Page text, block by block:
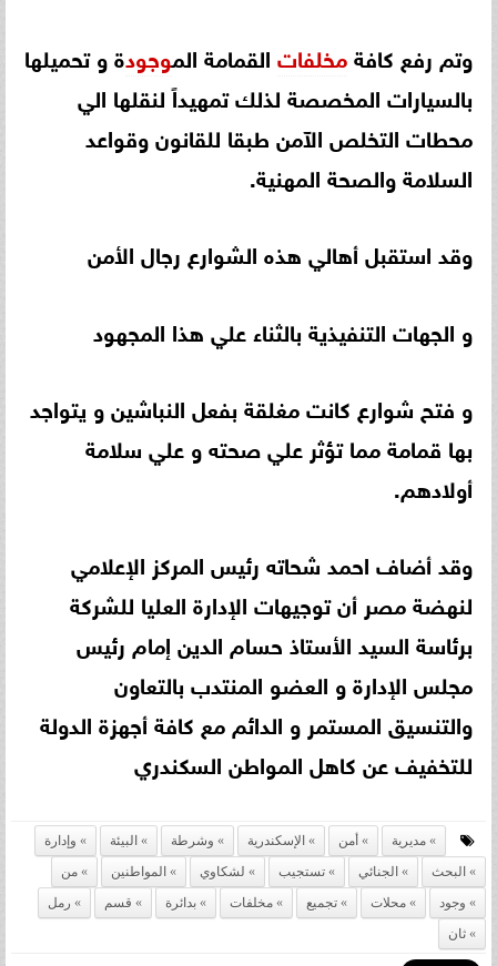
وتم رفع كافةمخلفات القمامة الموجودة و تحميلها
بالسيارات المخصصة لذلك تمهيداً لنقلها الي
محطات التخلص الآمن طبقا للقانون وقواعد
السلامة والصحة المهنية.
وقد استقبل أهالي هذه الشوارع رجال الأمن
و الجهات التنفيذية بالثناء علي هذا المجهود
و فتح شوارع كانت مغلقة بفعل النباشين و يتواجد
بها قمامة مما تؤثر علي صحته و علي سلامة
أولادهم.
وقد أضاف احمد شحاته رئيس المركز الإعلامي
لنهضة مصر أن توجيهات الإدارة العليا للشركة
برئاسة السيد الأستاذ حسام الدين إمام رئيس
مجلس الإدارة و العضو المنتدب بالتعاون
والتنسيق المستمر و الدائم مع كافة أجهزة الدولة
للتخفيف عن كاهل المواطن السكندري
مديرية أمن الإسكندرية وشرطة البيئة
وإدارة
البحث
الجنائي تستجيب لشكاوي المواطنين
من
وجود
محلات تجميع مخلفات بدائرة قسم
رمل
ثان